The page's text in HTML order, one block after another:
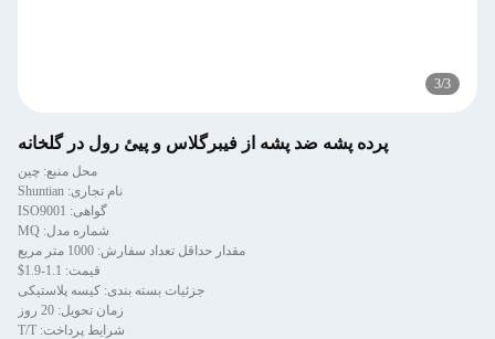
3/3
پرده پشه ضد پشه از فیبرگلاس و پیئ رول در گلخانه
محل منبع: چین
نام تجاری: Shuntian
گواهی: ISO9001
شماره مدل: MQ
مقدار حداقل تعداد سفارش: 1000 متر مربع
قیمت: 1.1-1.9$
جزئیات بسته بندی: کیسه پلاستیکی
زمان تحویل: 20 روز
شرایط پرداخت: T/T